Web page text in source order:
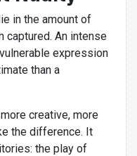
in the amount of
captured. An intense
expression
than a
creative, more
the difference. It
the play of